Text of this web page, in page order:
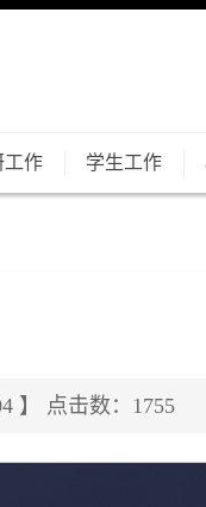
工作 学生工作
】 点击数： 1755